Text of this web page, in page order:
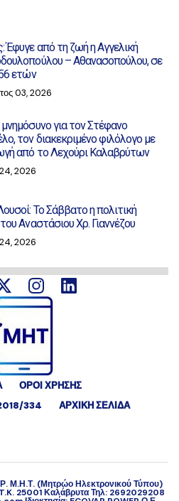
Έφυγε από τη ζωή η Αγγελική
– Αθανασοπούλου, σε
ετών
03, 2026
μνημόσυνο για τον Στέφανο
τον διακεκριμένο φιλόλογο με
από το Λεχούρι Καλαβρύτων
24, 2026
Το Σάββατο η πολιτική
Αναστάσιου Χρ. Γιαννέζου
24, 2026
ΟΡΟΙ ΧΡΗΣΗΣ
334
ΑΡΧΙΚΗ ΣΕΛΙΔΑ
Μ.Η.Τ. (Μητρώο Ηλεκτρονικού Τύπου)
25001 Καλάβρυτα Τηλ: 2692029208